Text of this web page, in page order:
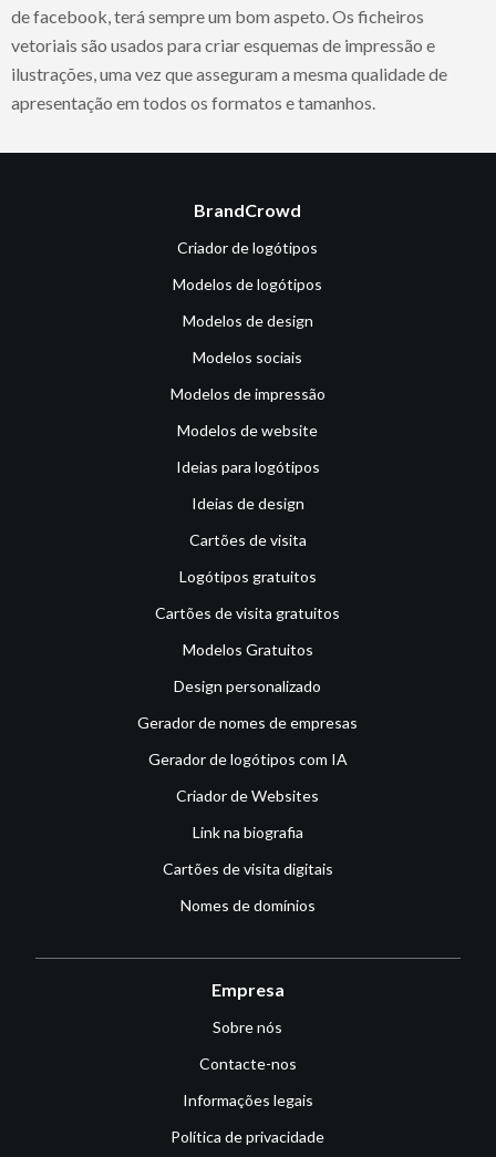
de facebook, terá sempre um bom aspeto. Os ficheiros
vetoriais são usados para criar esquemas de impressão e
ilustrações, uma vez que asseguram a mesma qualidade de
apresentação em todos os formatos e tamanhos.
BrandCrowd
Criador de logótipos
Modelos de logótipos
Modelos de design
Modelos sociais
Modelos de impressão
Modelos de website
Ideias para logótipos
Ideias de design
Cartões de visita
Logótipos gratuitos
Cartões de visita gratuitos
Modelos Gratuitos
Design personalizado
Gerador de nomes de empresas
Gerador de logótipos com IA
Criador de Websites
Link na biografia
Cartões de visita digitais
Nomes de domínios
Empresa
Sobre nós
Contacte-nos
Informações legais
Política de privacidade